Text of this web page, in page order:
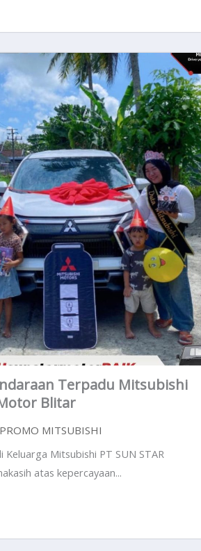
Terpadu Mitsubishi
Blitar
PROMO MITSUBISHI
Mitsubishi PT SUN STAR
atas kepercayaan...